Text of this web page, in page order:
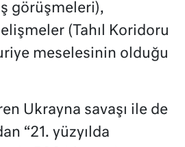
görüşmeleri),
(Tahıl Koridoru
meselesinin olduğu
Ukrayna savaşı ile de
“21. yüzyılda